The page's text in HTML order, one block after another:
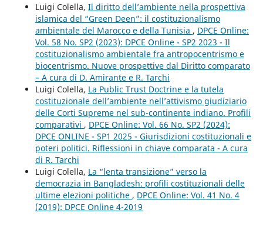
Luigi Colella, Il diritto dell’ambiente nella prospettiva
islamica del “Green Deen”: il costituzionalismo
ambientale del Marocco e della Tunisia , DPCE Online:
Vol. 58 No. SP2 (2023): DPCE Online - SP2 2023 - Il
costituzionalismo ambientale fra antropocentrismo e
biocentrismo. Nuove prospettive dal Diritto comparato
– A cura di D. Amirante e R. Tarchi
Luigi Colella, La Public Trust Doctrine e la tutela
costituzionale dell’ambiente nell’attivismo giudiziario
delle Corti Supreme nel sub-continente indiano. Profili
comparativi , DPCE Online: Vol. 66 No. SP2 (2024):
DPCE ONLINE - SP1 2025 - Giurisdizioni costituzionali e
poteri politici. Riflessioni in chiave comparata - A cura
di R. Tarchi
Luigi Colella, La “lenta transizione” verso la
democrazia in Bangladesh: profili costituzionali delle
ultime elezioni politiche , DPCE Online: Vol. 41 No. 4
(2019): DPCE Online 4-2019